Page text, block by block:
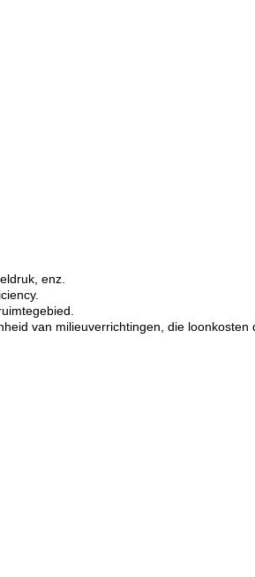
enz.
van milieuverrichtingen, die loonkosten